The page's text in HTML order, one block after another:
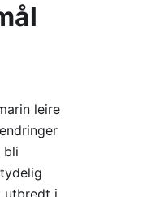
leire
bli
utbredt i